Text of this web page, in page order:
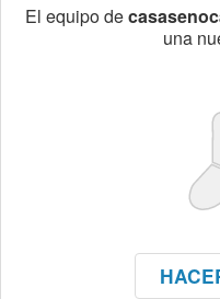
El equipo de
una